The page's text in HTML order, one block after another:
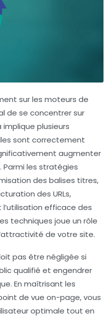
sur les moteurs de
de se concentrer sur
implique plusieurs
sont correctement
augmenter
Parmi les stratégies
des balises titres,
des URLs,
l’utilisation efficace des
techniques joue un rôle
de votre site.
pas être négligée si
qualifié et engendrer
En maîtrisant les
de vue on-page, vous
optimale tout en